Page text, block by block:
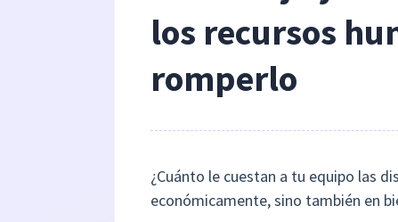
los recursos
romperlo
¿Cuánto le cuestan a tu equipo las
económicamente, sino también en